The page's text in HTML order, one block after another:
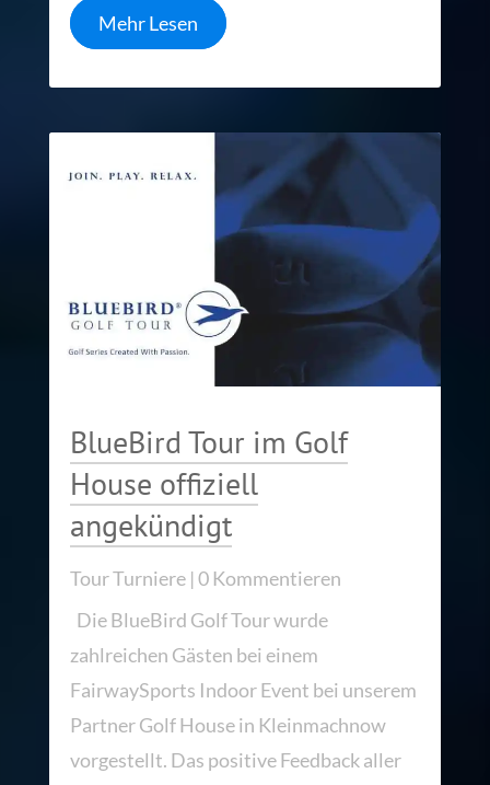
Mehr Lesen
BlueBird Tour im Golf
House offiziell
angekündigt
Tour Turniere| 0 Kommentieren
Die BlueBird Golf Tour wurde
zahlreichen Gästen bei einem
FairwaySports Indoor Event bei unserem
Partner Golf House in Kleinmachnow
vorgestellt. Das positive Feedback aller